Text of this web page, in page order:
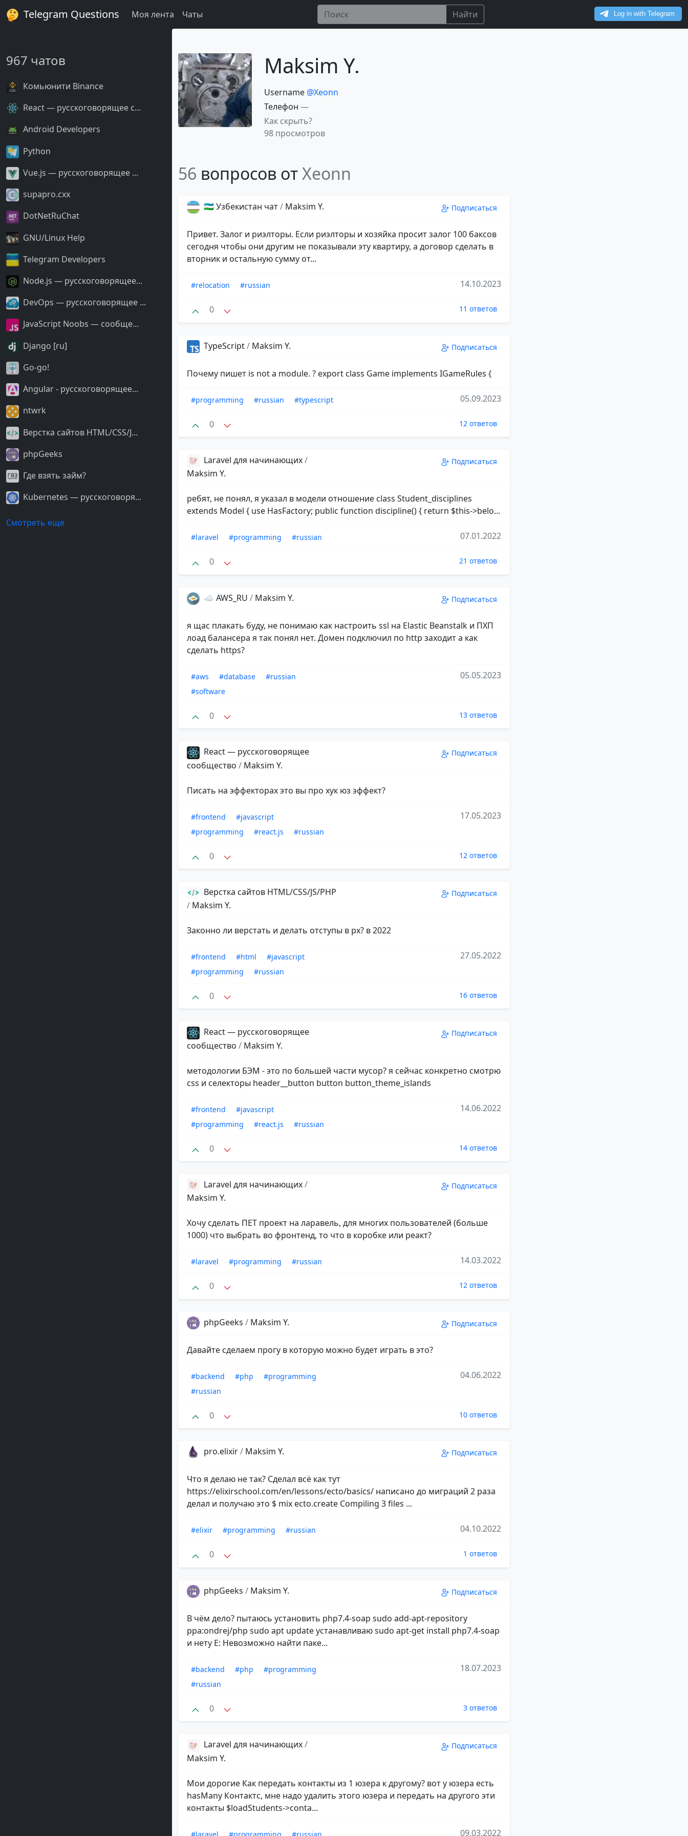
Telegram Questions Моя лента Чаты Найти
967 чатов
Комьюнити Binance
React — русскоговорящее с...
Android Developers
Python
Vue.js — русскоговорящее ...
supapro.cxx
DotNetRuChat
GNU/Linux Help
Telegram Developers
Node.js — русскоговорящее...
DevOps — русскоговорящее ...
JavaScript Noobs — сообще...
Django [ru]
Go-go!
Angular - русскоговорящее...
ntwrk
Верстка сайтов HTML/CSS/J...
phpGeeks
Где взять займ?
Kubernetes — русскоговоря...
Смотреть еще
Maksim Y.
Username @Xeonn
Телефон —
Как скрыть?
98 просмотров
56 вопросов отXeonn
🇺🇿 Узбекистан чат/ Maksim Y. Подписаться
Привет. Залог и риэлторы. Если риэлторы и хозяйка просит залог 100 баксов
сегодня чтобы они другим не показывали эту квартиру, а договор сделать в
вторник и остальную сумму от...
#relocation #russian 14.10.2023
0 11 ответов
TypeScript/ Maksim Y. Подписаться
Почему пишет is not a module. ? export class Game implements IGameRules {
#programming #russian #typescript 05.09.2023
0 12 ответов
Laravel для начинающих/
Maksim Y.
Подписаться
ребят, не понял, я указал в модели отношение class Student_disciplines
extends Model { use HasFactory; public function discipline() { return $this->belo...
#laravel #programming #russian 07.01.2022
0 21 ответов
☁️ AWS_RU / Maksim Y. Подписаться
я щас плакать буду, не понимаю как настроить ssl на Elastic Beanstalk и ПХП
лоад балансера я так понял нет. Домен подключил по http заходит а как
сделать https?
#aws #database
#russian
#software
05.05.2023
0 13 ответов
React — русскоговорящее
сообщество / Maksim Y.
Подписаться
Писать на эффекторах это вы про хук юз эффект?
#frontend
#javascript
#programming
#react.js #russian
17.05.2023
0 12 ответов
Верстка сайтов HTML/CSS/JS/PHP
/ Maksim Y.
Подписаться
Законно ли верстать и делать отступы в px? в 2022
#frontend #html
#javascript
#programming
#russian
27.05.2022
0 16 ответов
React — русскоговорящее
сообщество / Maksim Y.
Подписаться
методологии БЭМ - это по большей части мусор? я сейчас конкретно смотрю
css и селекторы header__button button button_theme_islands
#frontend
#javascript
#programming
#react.js #russian
14.06.2022
0 14 ответов
Laravel для начинающих/
Maksim Y.
Подписаться
Хочу сделать ПЕТ проект на ларавель, для многих пользователей (больше
1000) что выбрать во фронтенд, то что в коробке или реакт?
#laravel #programming #russian 14.03.2022
0 12 ответов
phpGeeks / Maksim Y. Подписаться
Давайте сделаем прогу в которую можно будет играть в это?
#backend #php
#programming
#russian
04.06.2022
0 10 ответов
pro.elixir/ Maksim Y. Подписаться
Что я делаю не так? Сделал всё как тут
https://elixirschool.com/en/lessons/ecto/basics/ написано до миграций 2 раза
делал и получаю это $ mix ecto.create Compiling 3 files ...
#elixir #programming #russian 04.10.2022
0 1 ответов
phpGeeks / Maksim Y. Подписаться
В чём дело? пытаюсь установить php7.4-soap sudo add-apt-repository
ppa:ondrej/php sudo apt update устанавливаю sudo apt-get install php7.4-soap
и нету E: Невозможно найти паке...
#backend #php
#programming
#russian
18.07.2023
0 3 ответов
Laravel для начинающих/
Maksim Y.
Подписаться
Мои дорогие Как передать контакты из 1 юзера к другому? вот у юзера есть
hasMany Контактс, мне надо удалить этого юзера и передать на другого эти
контакты $loadStudents->conta...
#laravel #programming #russian 09.03.2022